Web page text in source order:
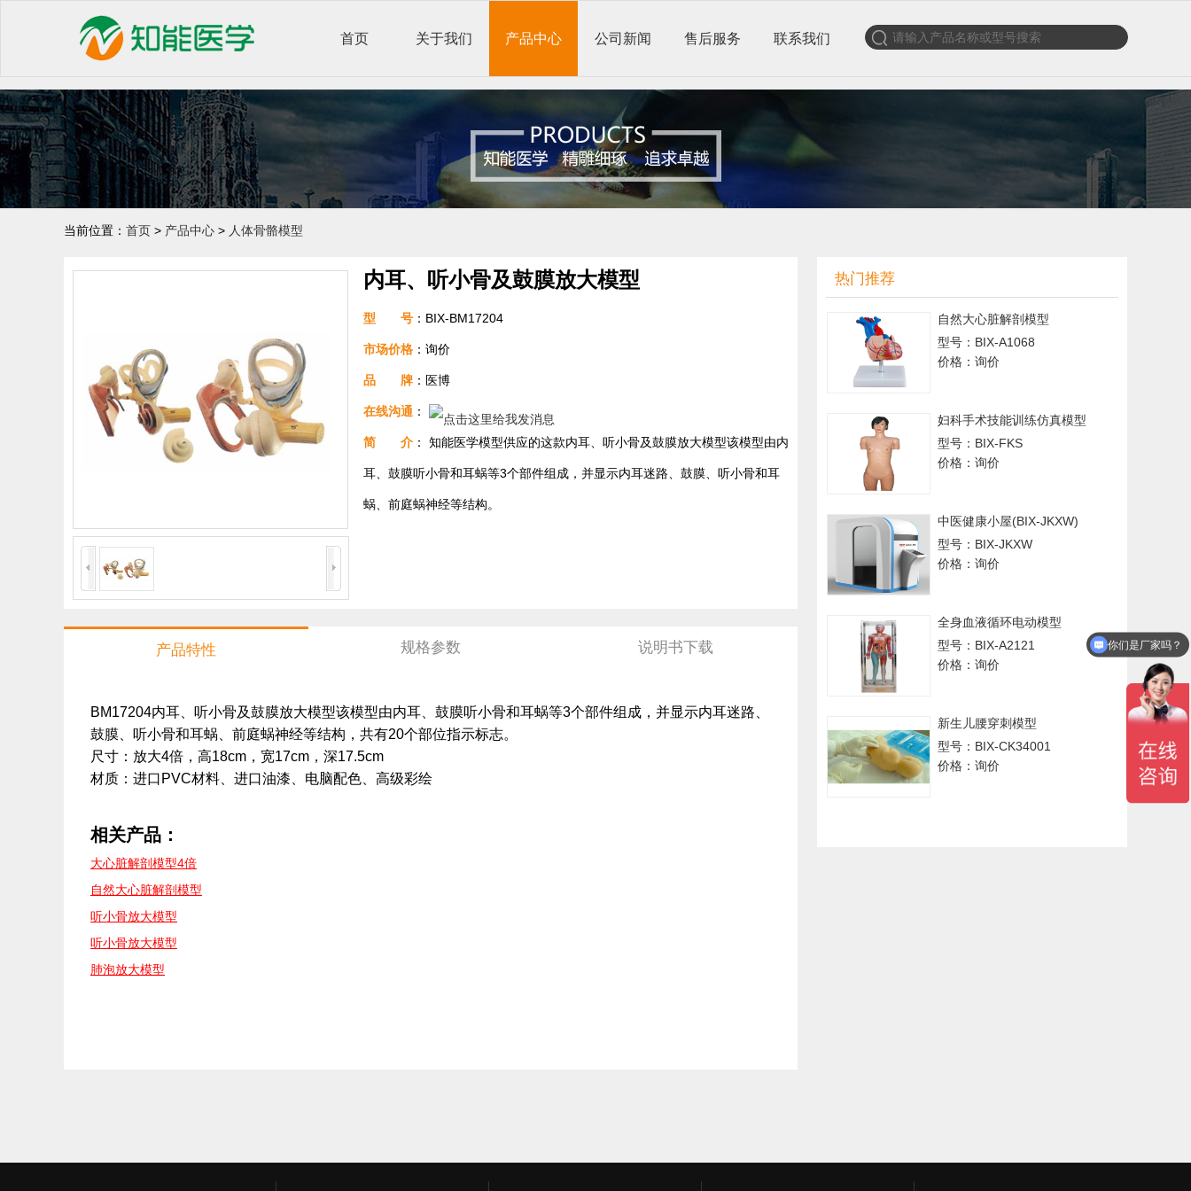
首页 关于我们 产品中心 公司新闻 售后服务 联系我们
当前位置： 首页 > 产品中心 > 人体骨骼模型
内耳、听小骨及鼓膜放大模型
型 号 ：BIX-BM17204
市场价格 ：询价
品 牌 ：医博
在线沟通 ：
简 介 ： ​知能医学模型供应的这款内耳、听小骨及鼓膜放大模型该模型由内
耳、鼓膜听小骨和耳蜗等3个部件组成，并显示内耳迷路、鼓膜、听小骨和耳
蜗、前庭蜗神经等结构。
产品特性 规格参数 说明书下载
BM17204内耳、听小骨及鼓膜放大模型该模型由内耳、鼓膜听小骨和耳蜗等3个部件组成，并显示内耳迷路、
鼓膜、听小骨和耳蜗、前庭蜗神经等结构，共有20个部位指示标志。
尺寸：放大4倍，高18cm，宽17cm，深17.5cm
材质：进口PVC材料、进口油漆、电脑配色、高级彩绘
相关产品：
大心脏解剖模型4倍
自然大心脏解剖模型
听小骨放大模型
听小骨放大模型
肺泡放大模型
热门推荐
自然大心脏解剖模型
型号：BIX-A1068
价格：询价
妇科手术技能训练仿真模型
型号：BIX-FKS
价格：询价
中医健康小屋(BIX-JKXW)
型号：BIX-JKXW
价格：询价
全身血液循环电动模型
型号：BIX-A2121
价格：询价
新生儿腰穿刺模型
型号：BIX-CK34001
价格：询价
你们是厂家吗？